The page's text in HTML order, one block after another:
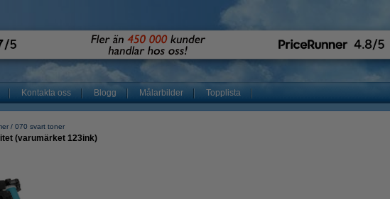
Kontakta oss Blogg Målarbilder Topplista
070 svart toner
(varumärket 123ink)